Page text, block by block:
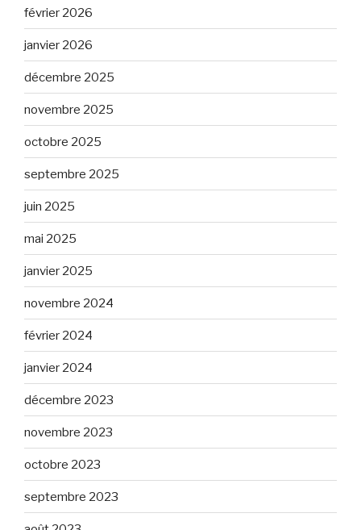
février 2026
janvier 2026
décembre 2025
novembre 2025
octobre 2025
septembre 2025
juin 2025
mai 2025
janvier 2025
novembre 2024
février 2024
janvier 2024
décembre 2023
novembre 2023
octobre 2023
septembre 2023